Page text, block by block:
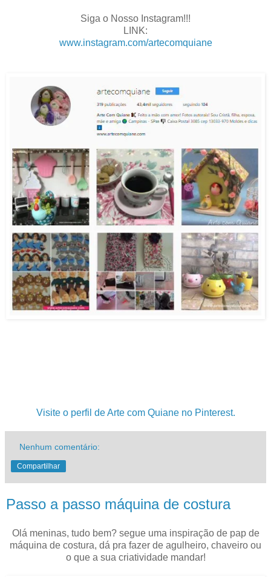
Siga o Nosso Instagram!!!
LINK:
www.instagram.com/artecomquiane
Visite o perfil de Arte com Quiane no Pinterest.
Nenhum comentário:
Compartilhar
Passo a passo máquina de costura
Olá meninas, tudo bem? segue uma inspiração de pap de
máquina de costura, dá pra fazer de agulheiro, chaveiro ou
o que a sua criatividade mandar!